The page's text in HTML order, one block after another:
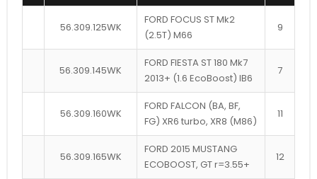
56.309.125WK
FORD FOCUS ST Mk2
(2.5T) M66
9
56.309.145WK
FORD FIESTA ST 180 Mk7
2013+ (1.6 EcoBoost) IB6
7
56.309.160WK
FORD FALCON (BA, BF,
FG) XR6 turbo, XR8 (M86)
11
56.309.165WK
FORD 2015 MUSTANG
ECOBOOST, GT r=3.55+
12